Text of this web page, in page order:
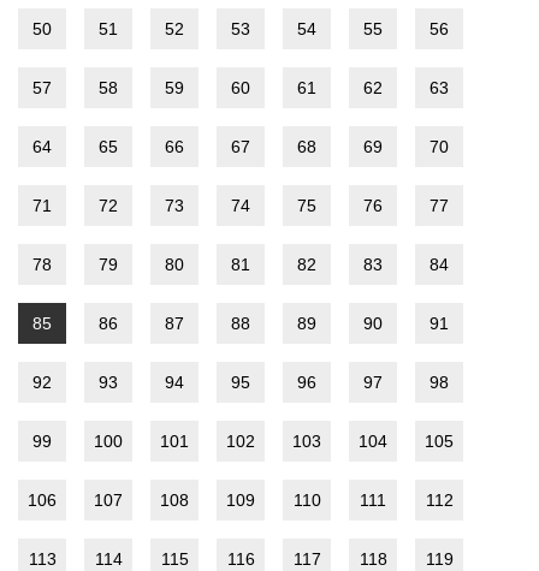
50 51 52 53 54 55 56
57 58 59 60 61 62 63
64 65 66 67 68 69 70
71 72 73 74 75 76 77
78 79 80 81 82 83 84
85 86 87 88 89 90 91
92 93 94 95 96 97 98
99 100 101 102 103 104 105
106 107 108 109 110 111 112
113 114 115 116 117 118 119